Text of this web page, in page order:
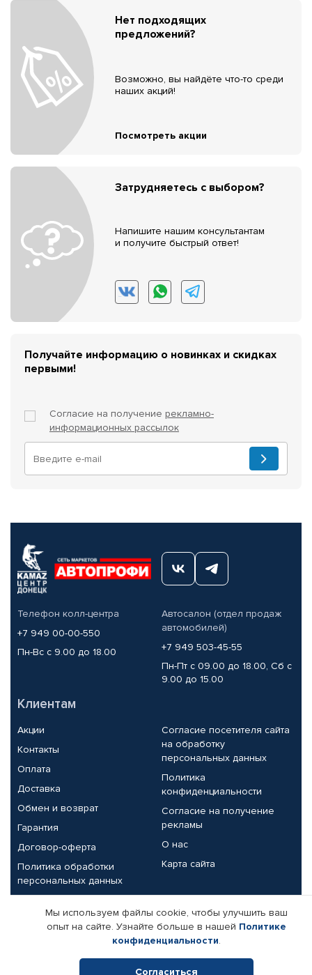
Нет подходящих
предложений?
Возможно, вы найдёте что-то среди
наших акций!
Посмотреть акции
Затрудняетесь с выбором?
Напишите нашим консультантам
и получите быстрый ответ!
Получайте информацию о новинках и скидках
первыми!
Согласие на получение рекламно-
информационных рассылок
Телефон колл-центра
+7 949 00-00-550
Пн-Вс с 9.00 до 18.00
Автосалон (отдел продаж
автомобилей)
+7 949 503-45-55
Пн-Пт с 09.00 до 18.00, Сб с
9.00 до 15.00
Клиентам
Акции
Контакты
Оплата
Доставка
Обмен и возврат
Гарантия
Договор-оферта
Политика обработки
персональных данных
Согласие посетителя сайта
на обработку
персональных данных
Политика
конфиденциальности
Согласие на получение
рекламы
О нас
Карта сайта
Партнерам
Корпоративным клиентам
Поставщикам
Реквизиты компании
Мы используем файлы cookie, чтобы улучшить ваш
опыт на сайте. Узнайте больше в нашей Политике
конфиденциальности.
Согласиться